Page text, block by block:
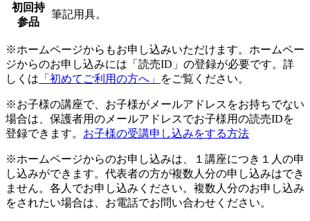
初回持
参品
筆記用具。
※ホームページからもお申し込みいただけます。ホームペー
ジからのお申し込みには「読売ID」の登録が必要です。詳
しくは 「初めてご利用の方へ」 をご覧ください。
※お子様の講座で、お子様がメールアドレスをお持ちでない
場合は、保護者用のメールアドレスでお子様用の読売IDを
登録できます。 お子様の受講申し込みをする方法
※ホームページからのお申し込みは、１講座につき１人の申
し込みができます。代表者の方が複数人分の申し込みはでき
ません。各人でお申し込みください。複数人分のお申し込み
をされたい場合は、お電話でお問い合わせください。